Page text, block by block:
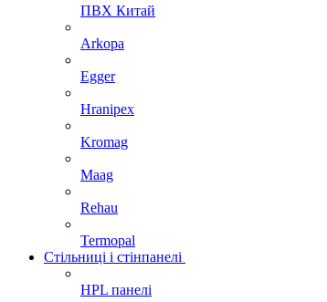
ПВХ Китай
Arkopa
Egger
Hranipex
Kromag
Maag
Rehau
Termopal
Стільниці і стінпанелі
HPL панелі